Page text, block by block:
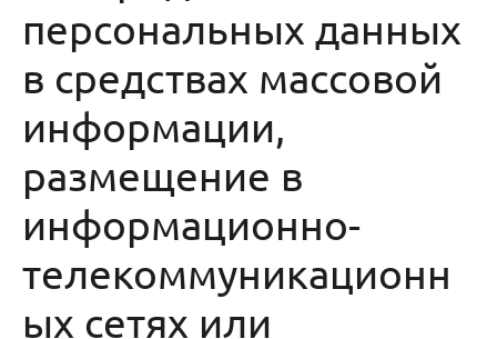
персональных данных
в средствах массовой
информации,
размещение в
информационно-
телекоммуникационн
ых сетях или